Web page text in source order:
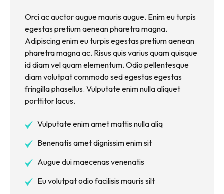
Orci ac auctor augue mauris augue. Enim eu turpis
egestas pretium aenean pharetra magna.
Adipiscing enim eu turpis egestas pretium aenean
pharetra magna ac. Risus quis varius quam quisque
id diam vel quam elementum. Odio pellentesque
diam volutpat commodo sed egestas egestas
fringilla phasellus. Vulputate enim nulla aliquet
porttitor lacus.
Vulputate enim amet mattis nulla aliq
Benenatis amet dignissim enim sit
Augue dui maecenas venenatis
Eu volutpat odio facilisis mauris silt